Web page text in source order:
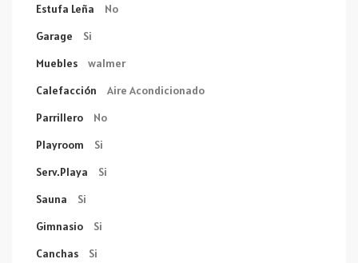
Estufa Leña
No
Garage
Si
Muebles
walmer
Calefacción
Aire Acondicionado
Parrillero
No
Playroom
Si
Serv.Playa
Si
Sauna
Si
Gimnasio
Si
Canchas
Si